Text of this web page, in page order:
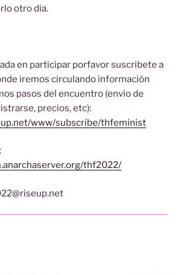
otro dia.
en participar porfavor suscribete a
iremos circulando información
pasos del encuentro (envio de
precios, etc):
www/subscribe/thfeminist
thf2022/